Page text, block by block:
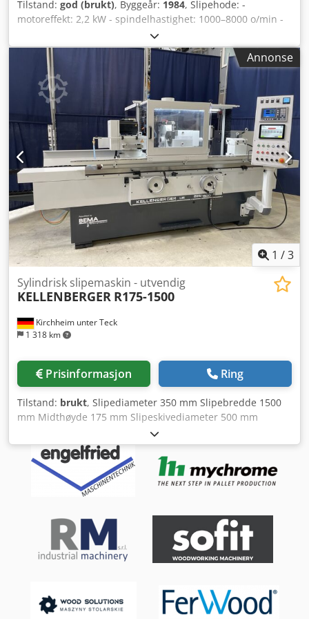
personbilhengere – 4 plater for å øke kontaktflaten i
transportbraketten på baksiden av maskinen.
Tilstand: god (brukt), Byggeår: 1984, Slipehode: -
motoreffekt: 2,2 kW - spindelhastighet: 1000–8000 o/min -
spindelhelling (A-akse): -10° til +27° -
innstillingsnøyaktighet: 1 min Cedpfovmpabsx Akajha -
høydejustering (Y-akse): 130 mm - slaglengde (X-akse): 220
mm - oscillerende slaglengde, trinnløs justering under
oscillasjon: 0–30 mm - oscilleringsfrekvens: 30/60 1/min
Arbeidshode: - radiusinnstilling (Z-akse): 0,01–50 mm -
innstillingsnøyaktighet: 0,01 mm - tilbaketrekking av
sleiden fra slipestilling til måleposisjon: maks. 49 mm -
kryssbord, klemeoverflate: 155 x 205 mm - vandring X–Y:
hver 60 mm - maksimal svingvinkel (B-akse): 260° -
forsyningsspenning: 380 V - vekt: 1200 kg Tilbehør/valgfritt
utstyr: - justerbart slipepress - projektor fastmontert i
måleposisjon - 1 skap med tilbehør - forskjellige
slipeskiver, flenser - kjølevæsketank - dokumentasjon
Tilgjengelig på lager.
Annonse
1 /3
Kirchheim unter Teck
1 318 km
Sylindrisk slipemaskin - utvendig
KELLENBERGER R175-1500
Prisinformasjon Ring
Tilstand: brukt, Slipediameter 350 mm Slipebredde 1500
mm Midthøyde 175 mm Slipeskivediameter 500 mm
Overhalt iht. Kellenberger-retningslinjer, inkludert ny,
moderne og fremtidssikker styring. Nye servomotorer i X-
aksen og for arbeidsstykke-spindelstock. Bildet viser en
tidligere levert maskin i UR-konfigurasjon. - Betjeningen via
touchpanel er svært enkel. - Symbolikken på styrepanelet
innkjøring er nødvendig. - Diagnostikkfunksjon med
visning av SPS-varsler og digitale I/O. -
Dresseringsfunksjon kan utvides eller tilpasses etter
kundens ønske. - På forespørsel kan arbeidsstykke-
mm, kan utvides om ønskelig. - Digitalavlesning i to akser.
Oppløsning X-akse: 0,5 μm. Alternativer: - Enkoder med